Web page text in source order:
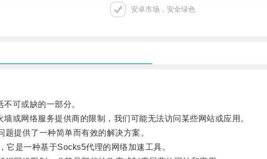
安卓市场，安全绿色
可或缺的一部分。
网络服务提供商的限制，我们可能无法访问某些网站或应用。
提供了一种简单而有效的解决方案。
是一种基于Socks5代理的网络加速工具。